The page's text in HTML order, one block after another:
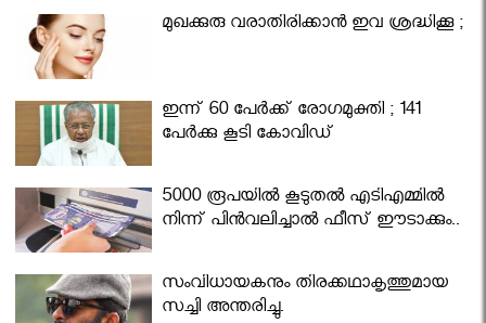
മുഖക്കുരു വരാതിരിക്കാന്‍ ഇവ ശ്രദ്ധിക്കൂ ;
ഇന്ന് 60 പേർക്ക് രോഗമുക്തി ; 141
പേര്‍ക്കു കൂടി കോവിഡ്
5000 രൂപയിൽ കൂടുതൽ എടിഎമ്മിൽ
നിന്ന് പിൻവലിച്ചാൽ ഫീസ് ഈടാക്കും..
സംവിധായകനും തിരക്കഥാകൃത്തുമായ
സച്ചി അന്തരിച്ചു.